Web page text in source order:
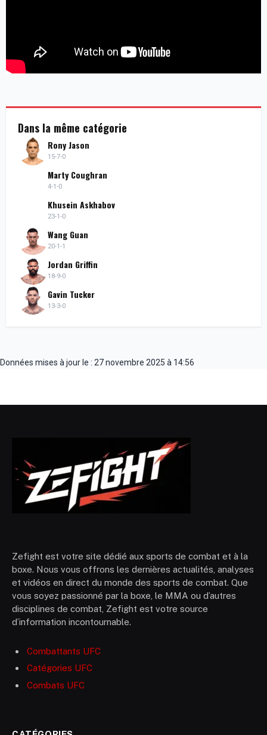
Dans la même catégorie
Rony Jason
15-7-0
Marty Coughran
4-1-0
Khusein Askhabov
23-1-0
Wang Guan
20-1-1
Jordan Griffin
18-9-0
Gavin Tucker
13-3-0
Données mises à jour le : 27 novembre 2025 à 14:56
Zefight est votre site dédié aux sports de combat et à la
boxe. Nous vous offrons les dernières actualités, analyses
et vidéos en direct du monde des sports de combat. Que
vous soyez passionné par la boxe, le MMA ou d’autres
disciplines de combat, Zefight est votre source
d’information incontournable.
Combattants UFC
Catégories UFC
Combats UFC